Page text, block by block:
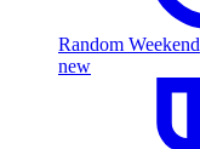
Random Weekend
new